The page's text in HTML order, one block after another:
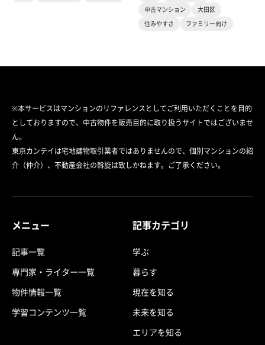
中古マンション
大田区
住みやすさ
ファミリー向け
※本サービスはマンションのリファレンスとしてご利用いただくことを目的
としておりますので、中古物件を販売目的に取り扱うサイトではございませ
ん。
東京カンテイは宅地建物取引業者ではありませんので、個別マンションの紹
介（仲介）、不動産会社の斡旋は致しかねます。ご了承ください。
メニュー
記事一覧
専門家・ライター一覧
物件情報一覧
学習コンテンツ一覧
記事カテゴリ
学ぶ
暮らす
現在を知る
未来を知る
エリアを知る